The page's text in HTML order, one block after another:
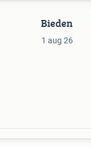
Bieden
1 aug 26